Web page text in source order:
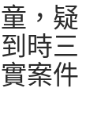
，疑
時三
案件